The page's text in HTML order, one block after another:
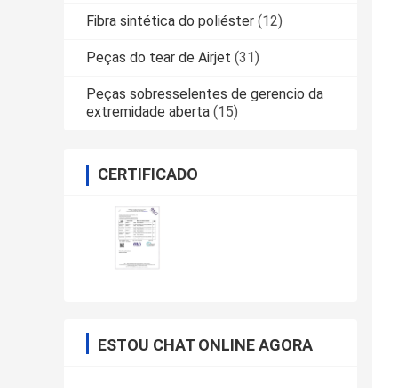
Fibra sintética do poliéster (12)
Peças do tear de Airjet (31)
Peças sobresselentes de gerencio da
extremidade aberta (15)
CERTIFICADO
ESTOU CHAT ONLINE AGORA